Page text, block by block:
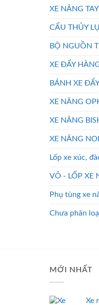
XE NÂNG
CẨU THỦY
BỘ NGUỒN
XE ĐẨY
BÁNH XE
XE NÂNG
XE NÂNG
XE NÂNG
Lốp xe xúc,
VỎ - LỐP XE
Phụ tùng xe
Chưa phân
MỚI NHẤT
Xe